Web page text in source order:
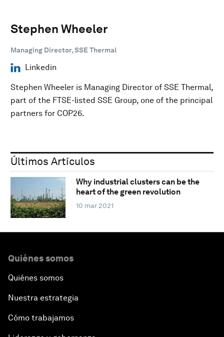
Stephen Wheeler
Managing Director, SSE Thermal
Linkedin
Stephen Wheeler is Managing Director of SSE Thermal,
part of the FTSE-listed SSE Group, one of the principal
partners for COP26.
Últimos Artículos
Why industrial clusters can be the
heart of the green revolution
10 mar 2021
Quiénes somos
Quiénes somos
Nuestra estrategia
Cómo trabajamos